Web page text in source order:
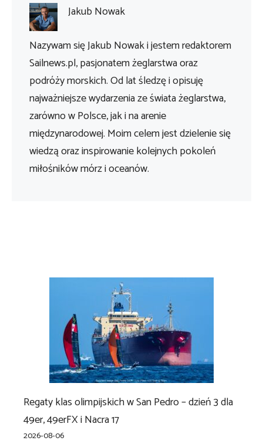
Jakub Nowak
Nazywam się Jakub Nowak i jestem redaktorem
Sailnews.pl, pasjonatem żeglarstwa oraz
podróży morskich. Od lat śledzę i opisuję
najważniejsze wydarzenia ze świata żeglarstwa,
zarówno w Polsce, jak i na arenie
międzynarodowej. Moim celem jest dzielenie się
wiedzą oraz inspirowanie kolejnych pokoleń
miłośników mórz i oceanów.
Regaty klas olimpijskich w San Pedro – dzień 3 dla
49er, 49erFX i Nacra 17
2026-08-06